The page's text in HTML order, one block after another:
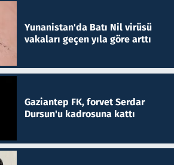
Yunanistan'da Batı Nil virüsü
vakaları geçen yıla göre arttı
Gaziantep FK, forvet Serdar
Dursun'u kadrosuna kattı